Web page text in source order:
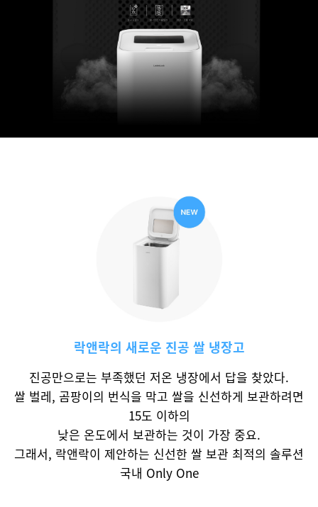
락앤락의 새로운 진공 쌀 냉장고
진공만으로는 부족했던 저온 냉장에서 답을 찾았다.
쌀 벌레, 곰팡이의 번식을 막고 쌀을 신선하게 보관하려면
15도 이하의
낮은 온도에서 보관하는 것이 가장 중요.
그래서, 락앤락이 제안하는 신선한 쌀 보관 최적의 솔루션
국내 Only One